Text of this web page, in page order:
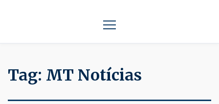
Tag: MT Notícias